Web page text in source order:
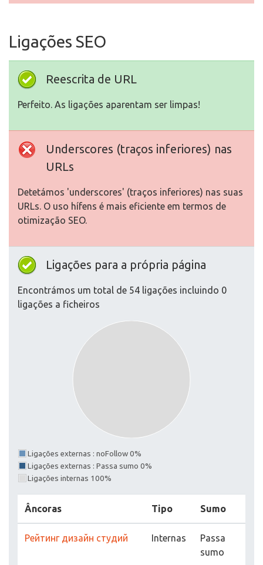
Ligações SEO
Reescrita de URL
Perfeito. As ligações aparentam ser limpas!
Underscores (traços inferiores) nas
URLs
Detetámos 'underscores' (traços inferiores) nas suas
URLs. O uso hífens é mais eficiente em termos de
otimização SEO.
Ligações para a própria página
Encontrámos um total de 54 ligações incluindo 0
ligações a ficheiros
Ligações externas : noFollow 0%
Ligações externas : Passa sumo 0%
Ligações internas 100%
Âncoras Tipo Sumo
Рейтинг дизайн студий Internas
Passa
sumo